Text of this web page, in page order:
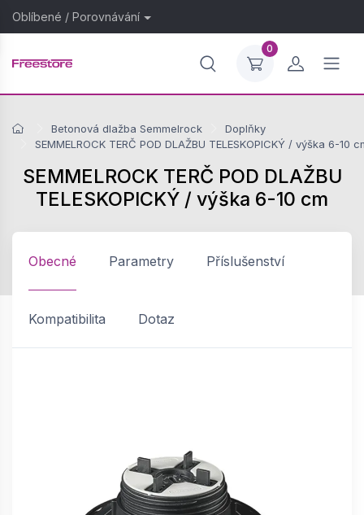
Oblíbené / Porovnávání
0
Betonová dlažba Semmelrock
Doplňky
SEMMELROCK TERČ POD DLAŽBU TELESKOPICKÝ / výška 6-10
SEMMELROCK TERČ POD DLAŽBU
TELESKOPICKÝ / výška 6-10 cm
Obecné Parametry Příslušenství
Kompatibilita Dotaz